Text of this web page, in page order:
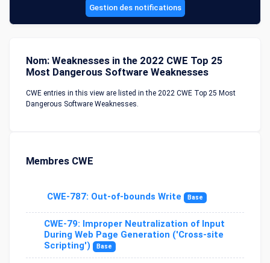
Gestion des notifications
Nom: Weaknesses in the 2022 CWE Top 25
Most Dangerous Software Weaknesses
CWE entries in this view are listed in the 2022 CWE Top 25 Most
Dangerous Software Weaknesses.
Membres CWE
CWE-787: Out-of-bounds Write Base
CWE-79: Improper Neutralization of Input
During Web Page Generation ('Cross-site
Scripting')
Base